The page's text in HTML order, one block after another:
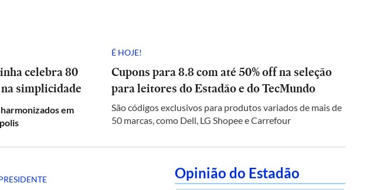
celebra 80
simplicidade
em
É HOJE!
Cupons para 8.8 com até 50% off na seleção
para leitores do Estadão e do TecMundo
São códigos exclusivos para produtos variados de mais de
50 marcas, como Dell, LG Shopee e Carrefour
Opinião do Estadão